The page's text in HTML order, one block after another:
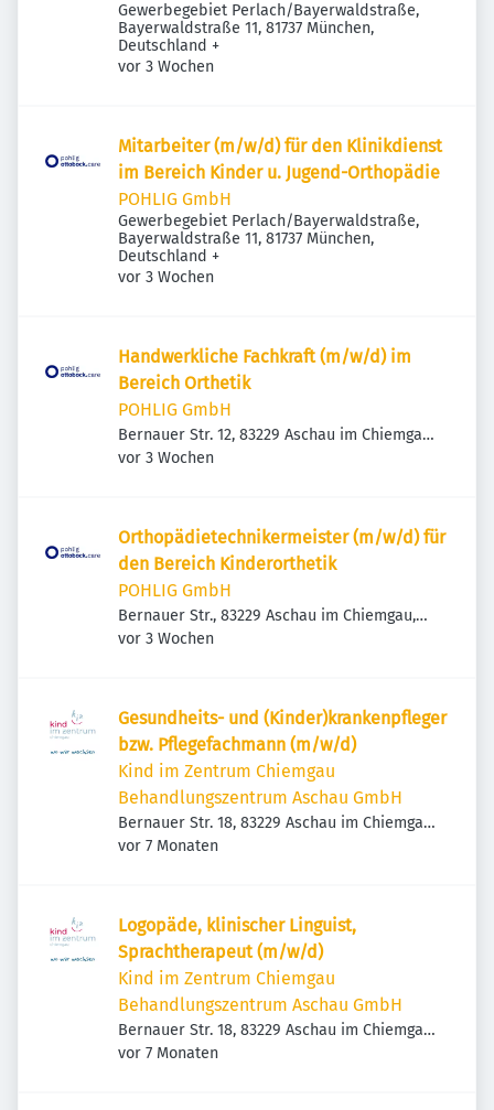
Gewerbegebiet Perlach/Bayerwaldstraße,
Bayerwaldstraße 11, 81737 München,
Deutschland +
Veröffentlicht
vor 3 Wochen
Mitarbeiter (m/w/d) für den Klinikdienst
im Bereich Kinder u. Jugend-Orthopädie
POHLIG GmbH
Gewerbegebiet Perlach/Bayerwaldstraße,
Bayerwaldstraße 11, 81737 München,
Deutschland +
Veröffentlicht
vor 3 Wochen
Handwerkliche Fachkraft (m/w/d) im
Bereich Orthetik
POHLIG GmbH
Bernauer Str. 12, 83229 Aschau im Chiemgau,
Deutschland
Veröffentlicht
vor 3 Wochen
Orthopädietechnikermeister (m/w/d) für
den Bereich Kinderorthetik
POHLIG GmbH
Bernauer Str., 83229 Aschau im Chiemgau,
Deutschland
Veröffentlicht
vor 3 Wochen
Gesundheits- und (Kinder)krankenpfleger
bzw. Pflegefachmann (m/w/d)
Kind im Zentrum Chiemgau
Behandlungszentrum Aschau GmbH
Bernauer Str. 18, 83229 Aschau im Chiemgau,
Deutschland
Veröffentlicht:
vor 7 Monaten
Logopäde, klinischer Linguist,
Sprachtherapeut (m/w/d)
Kind im Zentrum Chiemgau
Behandlungszentrum Aschau GmbH
Bernauer Str. 18, 83229 Aschau im Chiemgau,
Deutschland
Veröffentlicht:
vor 7 Monaten